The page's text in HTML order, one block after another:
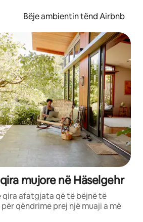
Bëje ambientin tënd Airbnb
mujore në Häselgehr
qira afatgjata që të bëjnë të
qëndrime prej një muaji a më